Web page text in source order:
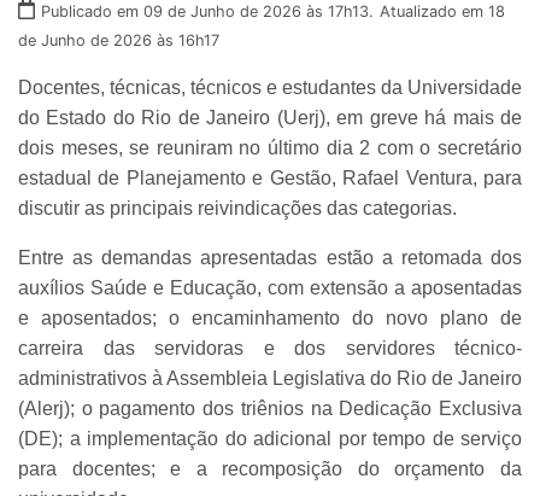
Publicado em 09 de Junho de 2026 às 17h13. Atualizado em 18
de Junho de 2026 às 16h17
Docentes, técnicas, técnicos e estudantes da Universidade
do Estado do Rio de Janeiro (Uerj), em greve há mais de
dois meses, se reuniram no último dia 2 com o secretário
estadual de Planejamento e Gestão, Rafael Ventura, para
discutir as principais reivindicações das categorias.
Entre as demandas apresentadas estão a retomada dos
auxílios Saúde e Educação, com extensão a aposentadas
e aposentados; o encaminhamento do novo plano de
carreira das servidoras e dos servidores técnico-
administrativos à Assembleia Legislativa do Rio de Janeiro
(Alerj); o pagamento dos triênios na Dedicação Exclusiva
(DE); a implementação do adicional por tempo de serviço
para docentes; e a recomposição do orçamento da